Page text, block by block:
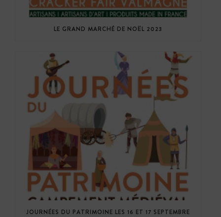
LE GRAND MARCHÉ DE NOËL 2023
JOURNÉES DU PATRIMOINE LES 16 ET 17 SEPTEMBRE